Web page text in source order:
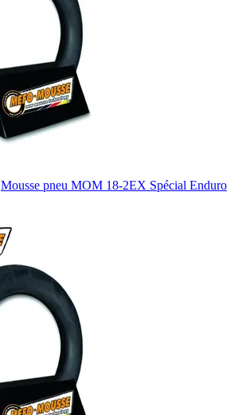
Mousse pneu MOM 18-2EX Spécial Enduro